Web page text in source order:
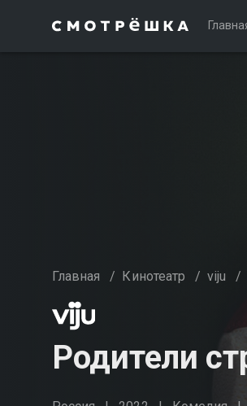
Главная / Кинотеатр / viju /
Родители